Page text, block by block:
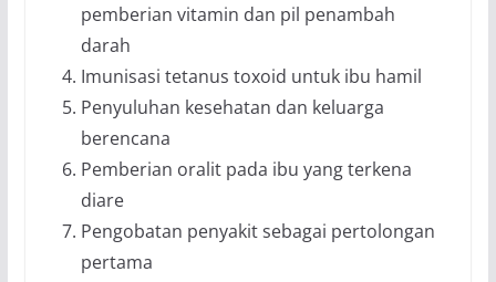
pemberian vitamin dan pil penambah
darah
Imunisasi tetanus toxoid untuk ibu hamil
Penyuluhan kesehatan dan keluarga
berencana
Pemberian oralit pada ibu yang terkena
diare
Pengobatan penyakit sebagai pertolongan
pertama